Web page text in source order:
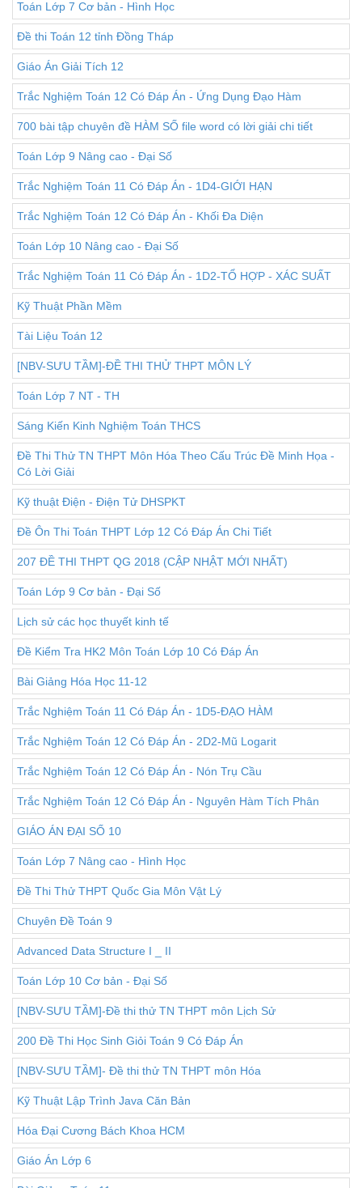
Toán Lớp 7 Cơ bản - Hình Học
Đề thi Toán 12 tỉnh Đồng Tháp
Giáo Án Giải Tích 12
Trắc Nghiệm Toán 12 Có Đáp Án - Ứng Dụng Đạo Hàm
700 bài tập chuyên đề HÀM SỐ file word có lời giải chi tiết
Toán Lớp 9 Nâng cao - Đại Số
Trắc Nghiệm Toán 11 Có Đáp Án - 1D4-GIỚI HẠN
Trắc Nghiệm Toán 12 Có Đáp Án - Khối Đa Diện
Toán Lớp 10 Nâng cao - Đại Số
Trắc Nghiệm Toán 11 Có Đáp Án - 1D2-TỔ HỢP - XÁC SUẤT
Kỹ Thuật Phần Mềm
Tài Liệu Toán 12
[NBV-SƯU TẦM]-ĐỀ THI THỬ THPT MÔN LÝ
Toán Lớp 7 NT - TH
Sáng Kiến Kinh Nghiệm Toán THCS
Đề Thi Thử TN THPT Môn Hóa Theo Cấu Trúc Đề Minh Họa -
Có Lời Giải
Kỹ thuật Điện - Điện Tử DHSPKT
Đề Ôn Thi Toán THPT Lớp 12 Có Đáp Án Chi Tiết
207 ĐỀ THI THPT QG 2018 (CẬP NHẬT MỚI NHẤT)
Toán Lớp 9 Cơ bản - Đại Số
Lịch sử các học thuyết kinh tế
Đề Kiểm Tra HK2 Môn Toán Lớp 10 Có Đáp Án
Bài Giảng Hóa Học 11-12
Trắc Nghiệm Toán 11 Có Đáp Án - 1D5-ĐẠO HÀM
Trắc Nghiệm Toán 12 Có Đáp Án - 2D2-Mũ Logarit
Trắc Nghiệm Toán 12 Có Đáp Án - Nón Trụ Cầu
Trắc Nghiệm Toán 12 Có Đáp Án - Nguyên Hàm Tích Phân
GIÁO ÁN ĐẠI SỐ 10
Toán Lớp 7 Nâng cao - Hình Học
Đề Thi Thử THPT Quốc Gia Môn Vật Lý
Chuyên Đề Toán 9
Advanced Data Structure I _ II
Toán Lớp 10 Cơ bản - Đại Số
[NBV-SƯU TẦM]-Đề thi thử TN THPT môn Lịch Sử
200 Đề Thi Học Sinh Giỏi Toán 9 Có Đáp Án
[NBV-SƯU TẦM]- Đề thi thử TN THPT môn Hóa
Kỹ Thuật Lập Trình Java Căn Bản
Hóa Đại Cương Bách Khoa HCM
Giáo Án Lớp 6